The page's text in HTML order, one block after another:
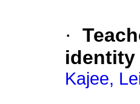
·
identity
Kajee,